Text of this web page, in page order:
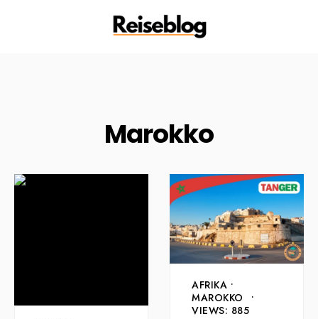
Marokko
AFRIKA •
MAROKKO
•
VIEWS: 885